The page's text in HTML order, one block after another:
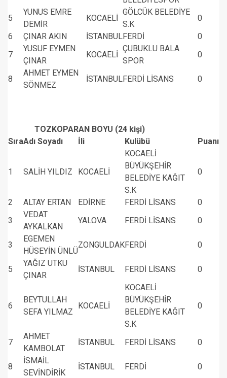
5
YUNUS EMRE
DEMİR
KOCAELİ
GÖLCÜK BELEDİYE
S.K
0
6
ÇINAR AKIN İSTANBULFERDİ
0
7
YUSUF EYMEN
ÇINAR
KOCAELİ
ÇUBUKLU BALA
SPOR
0
8
AHMET EYMEN
SÖNMEZ
İSTANBULFERDİ LİSANS 0
TOZKOPARAN BOYU (24 kişi)
SıraAdı Soyadı İli Kulübü Puanı
1 SALİH YILDIZ KOCAELİ
KOCAELİ
BÜYÜKŞEHİR
BELEDİYE KAĞIT
S.K
0
2 ALTAY ERTAN EDİRNE FERDİ LİSANS
0
3
VEDAT
AYKALKAN
YALOVA FERDİ LİSANS 0
3
EGEMEN
HÜSEYİN ÜNLÜ
ZONGULDAKFERDİ 0
5
YAĞIZ UTKU
ÇINAR
İSTANBUL FERDİ LİSANS 0
6
BEYTULLAH
SEFA YILMAZ
KOCAELİ
KOCAELİ
BÜYÜKŞEHİR
BELEDİYE KAĞIT
S.K
0
7
AHMET
KAMBOLAT
İSTANBUL FERDİ LİSANS 0
8
İSMAİL
SEVİNDİRİK
İSTANBUL FERDİ 0